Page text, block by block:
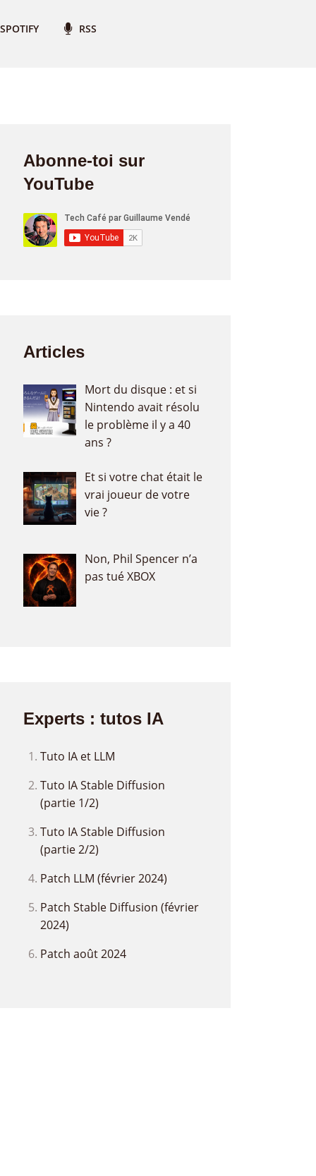
SPOTIFY RSS
Abonne-toi sur
YouTube
Articles
Mort du disque : et si
Nintendo avait résolu
le problème il y a 40
ans ?
Et si votre chat était le
vrai joueur de votre
vie ?
Non, Phil Spencer n’a
pas tué XBOX
Experts : tutos IA
Tuto IA et LLM
Tuto IA Stable Diffusion
(partie 1/2)
Tuto IA Stable Diffusion
(partie 2/2)
Patch LLM (février 2024)
Patch Stable Diffusion (février
2024)
Patch août 2024